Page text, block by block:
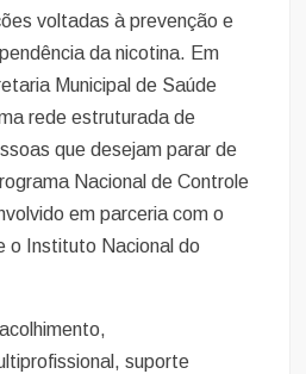
voltadas à prevenção e
da nicotina. Em
Municipal de Saúde
rede estruturada de
que desejam parar de
Nacional de Controle
em parceria com o
o Instituto Nacional do
suporte